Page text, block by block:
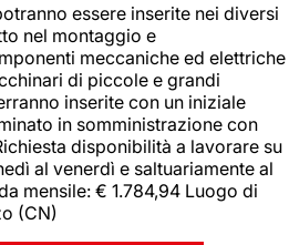
essere inserite nei diversi
nel montaggio e
meccaniche ed elettriche
di piccole e grandi
inserite con un iniziale
in somministrazione con
disponibilità a lavorare su
al venerdì e saltuariamente al
mensile: € 1.784,94 Luogo di
(CN)